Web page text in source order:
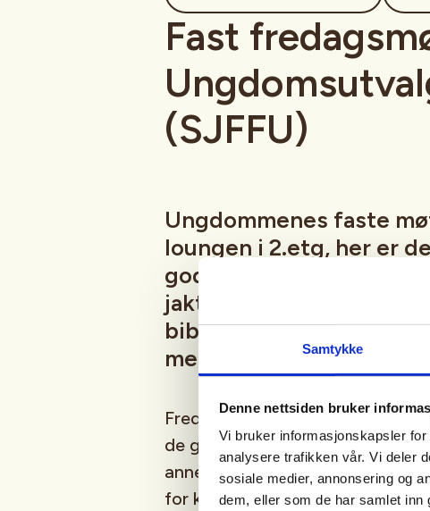
Samtykke
Denne nettsiden bruker
Vi bruker informasjonskapsler
analysere trafikken vår. Vi deler
sosiale medier, annonsering og
dem, eller som de har samlet inn
Fast
(SJFFU)
Ungdommenes faste
loungen i 2.etg, her er
god prat i godt selskap,
jaktsimulator, biljard, en
bibliotek, Podcast-
mer
Fredagsmøtene er fast, hver
de gangene vi er borte på
annet moro, følg med i
for kommende aktiviteter!